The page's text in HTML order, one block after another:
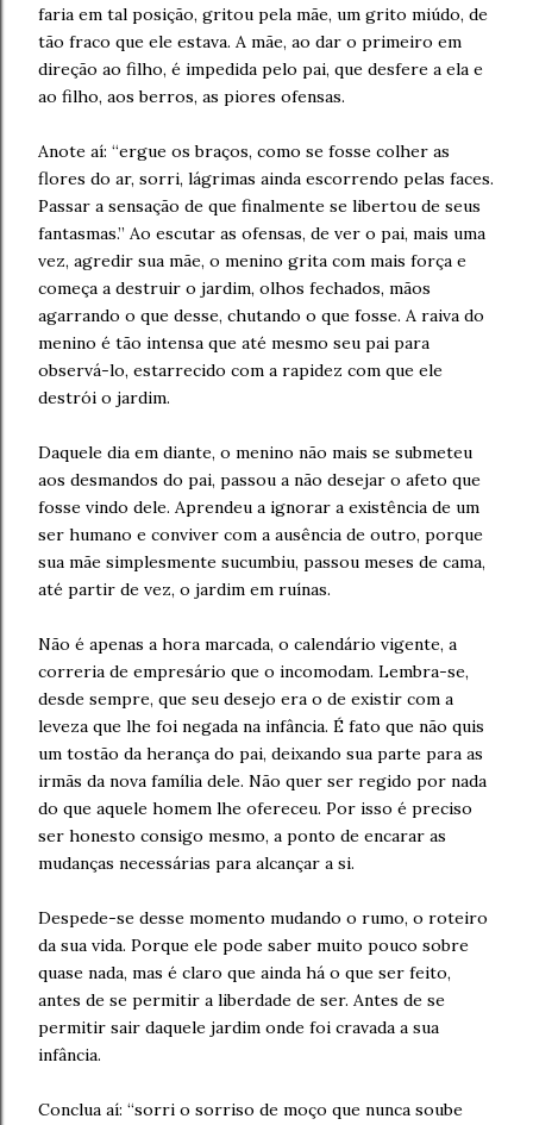
faria em tal posição, gritou pela mãe, um grito miúdo, de
tão fraco que ele estava. A mãe, ao dar o primeiro em
direção ao filho, é impedida pelo pai, que desfere a ela e
ao filho, aos berros, as piores ofensas.
Anote aí: “ergue os braços, como se fosse colher as
flores do ar, sorri, lágrimas ainda escorrendo pelas faces.
Passar a sensação de que finalmente se libertou de seus
fantasmas.” Ao escutar as ofensas, de ver o pai, mais uma
vez, agredir sua mãe, o menino grita com mais força e
começa a destruir o jardim, olhos fechados, mãos
agarrando o que desse, chutando o que fosse. A raiva do
menino é tão intensa que até mesmo seu pai para
observá-lo, estarrecido com a rapidez com que ele
destrói o jardim.
Daquele dia em diante, o menino não mais se submeteu
aos desmandos do pai, passou a não desejar o afeto que
fosse vindo dele. Aprendeu a ignorar a existência de um
ser humano e conviver com a ausência de outro, porque
sua mãe simplesmente sucumbiu, passou meses de cama,
até partir de vez, o jardim em ruínas.
Não é apenas a hora marcada, o calendário vigente, a
correria de empresário que o incomodam. Lembra-se,
desde sempre, que seu desejo era o de existir com a
leveza que lhe foi negada na infância. É fato que não quis
um tostão da herança do pai, deixando sua parte para as
irmãs da nova família dele. Não quer ser regido por nada
do que aquele homem lhe ofereceu. Por isso é preciso
ser honesto consigo mesmo, a ponto de encarar as
mudanças necessárias para alcançar a si.
Despede-se desse momento mudando o rumo, o roteiro
da sua vida. Porque ele pode saber muito pouco sobre
quase nada, mas é claro que ainda há o que ser feito,
antes de se permitir a liberdade de ser. Antes de se
permitir sair daquele jardim onde foi cravada a sua
infância.
Conclua aí: “sorri o sorriso de moço que nunca soube